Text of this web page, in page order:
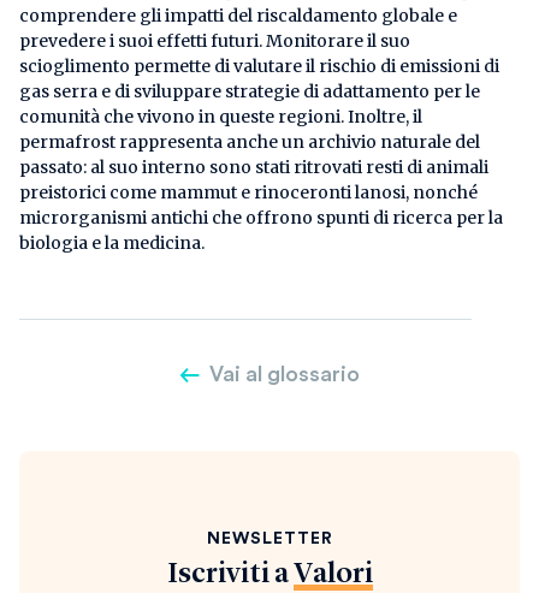
comprendere gli impatti del riscaldamento globale e
prevedere i suoi effetti futuri. Monitorare il suo
scioglimento permette di valutare il rischio di emissioni di
gas serra e di sviluppare strategie di adattamento per le
comunità che vivono in queste regioni. Inoltre, il
permafrost rappresenta anche un archivio naturale del
passato: al suo interno sono stati ritrovati resti di animali
preistorici come mammut e rinoceronti lanosi, nonché
microrganismi antichi che offrono spunti di ricerca per la
biologia e la medicina.
Vai al glossario
NEWSLETTER
Iscriviti a Valori